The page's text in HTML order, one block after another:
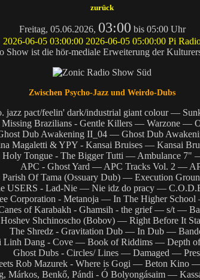
zurück
Freitag, 05.06.2026, 03:00 bis 05:00 Uhr
2026-06-05 03:00:00 2026-06-05 05:00:00 Pi
Show ist die hör-mediale Erweiterung der
Zwischen Psycho-Jazz und Weirdo-Dubs
jazz pact/feelin' dark/industrial giant colour —
Missing Brazilians - Gentle Killers — Warzone —
Dub Awakening II_04 — Ghost Dub
Magaletti & YPY - Kansai Bruises — Kansai
Holy Tongue - The Bigger Tutti — Ambulance 7"
APC - Ghost Yard — APC Tracks Vol. 2 —
Parish Of Tama (Ossuary Dub) — Execution
USERS - Lad-Nie — Nie idz do pracy —
Corporation - Metanoja — In The Higher
of Karabakh - Ghamsih - the grief — s/t —
Hoshev Shchinoscho (Bobov) — Right Before It
The Shredz - Gravitation Dub — In Dub —
Linh Dang - Cove — Book of Riddims — Depth
Ghost Dubs - Circles/ Lines — Damaged —
Rob Mazurek - Where is Gogi — Beton Kino
Márkos, Benkő, Pándi - Ó Bolyongásaim —